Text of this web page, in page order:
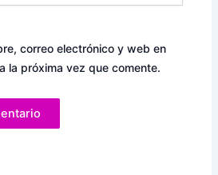
correo electrónico y web en
la próxima vez que comente.